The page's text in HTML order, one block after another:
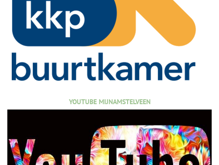
YOUTUBE MIJNAMSTELVEEN